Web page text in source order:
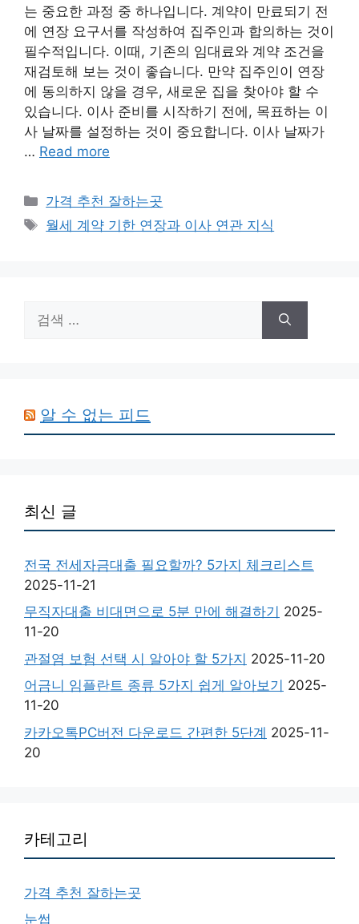
는 중요한 과정 중 하나입니다. 계약이 만료되기 전
에 연장 요구서를 작성하여 집주인과 합의하는 것이
필수적입니다. 이때, 기존의 임대료와 계약 조건을
재검토해 보는 것이 좋습니다. 만약 집주인이 연장
에 동의하지 않을 경우, 새로운 집을 찾아야 할 수
있습니다. 이사 준비를 시작하기 전에, 목표하는 이
사 날짜를 설정하는 것이 중요합니다. 이사 날짜가
… Read more
카
테
가격 추천 잘하는곳
태
월세 계약 기한 연장과 이사 연관 지식
색:
알 수 없는 피드
최신 글
전국 전세자금대출 필요할까? 5가지 체크리스트
2025-11-21
무직자대출 비대면으로 5분 만에 해결하기 2025-
11-20
관절염 보험 선택 시 알아야 할 5가지 2025-11-20
어금니 임플란트 종류 5가지 쉽게 알아보기 2025-
11-20
카카오톡PC버전 다운로드 간편한 5단계 2025-11-
20
카테고리
가격 추천 잘하는곳
눈썹